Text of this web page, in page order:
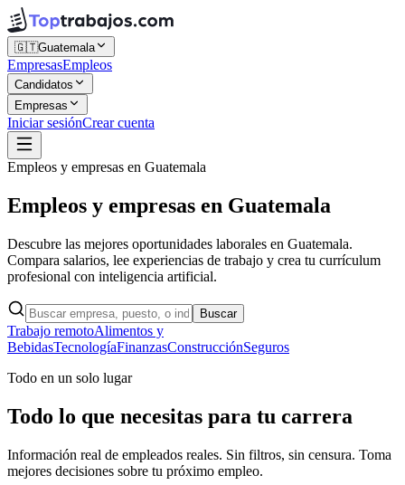
🇬🇹Guatemala
EmpresasEmpleos
Candidatos
Empresas
Iniciar sesiónCrear cuenta
Empleos y empresas en Guatemala
Empleos y empresas en Guatemala
Descubre las mejores oportunidades laborales en Guatemala.
Compara salarios, lee experiencias de trabajo y crea tu currículum
profesional con inteligencia artificial.
Buscar
Trabajo remotoAlimentos y
BebidasTecnologíaFinanzasConstrucciónSeguros
Todo en un solo lugar
Todo lo que necesitas para tu carrera
Información real de empleados reales. Sin filtros, sin censura. Toma
mejores decisiones sobre tu próximo empleo.